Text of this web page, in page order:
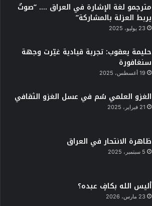
مترجمو لغة الإشارة في العراق …. “صوتٌ
يربط العزلة بالمشاركة”
23 يوليو، 2025
حليمة يعقوب: تجربة قيادية غيّرت وجهة
سنغافورة
19 أغسطس، 2025
الغزو العلمي سُم في عسل الغزو الثقافي
21 فبراير، 2025
ظاهرة الانتحار في العراق
5 سبتمبر، 2025
أليس الله بكافٍ عبده؟
23 مارس، 2026